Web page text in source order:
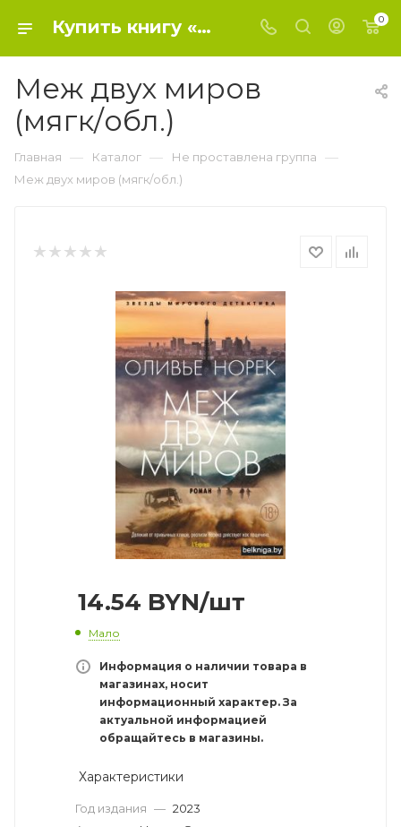
Купить книгу «Меж двух миров (мягк/обл.)» 2023, Норек О. - Не проставлена группа 0
Меж двух миров
(мягк/обл.)
Главная — Каталог — Не проставлена группа —
Меж двух миров (мягк/обл.)
14.54 BYN/шт
Мало
Информация о наличии товара в
магазинах, носит
информационный характер. За
актуальной информацией
обращайтесь в магазины.
Характеристики
Год издания — 2023